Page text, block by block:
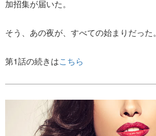
加招集が届いた。
そう、あの夜が、すべての始まりだった。
第1話の続きはこちら